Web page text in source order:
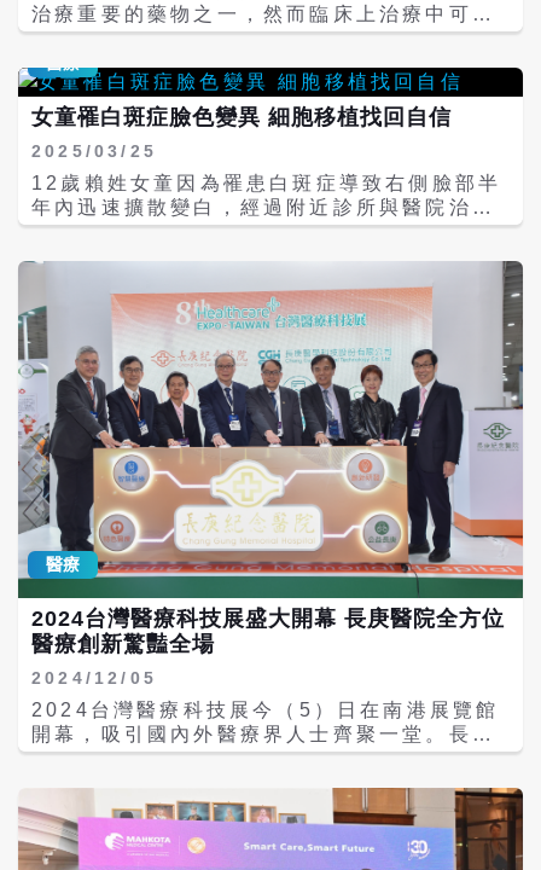
療人員，羅大佑除介紹專輯創作背景，也播放
眠》、《四季戀紅》等曲目，帶領聽眾進入充
滿情感層次的音樂世界。 羅大佑出道近50
年，以《鹿港小鎮》等作品深刻影響華語音樂
發展，他的人文視角與社會關懷，也與長庚長
院表示，五十年來全體同仁秉持創辦人王永慶
先生「以病人為中心」的理念，在醫療、研究
獻上祝福，象徵長庚醫療體系持續前行的力
量，也將陪伴長庚醫院邁向下一個充滿希望、
關懷與榮耀的五十年。
台灣高齡化社會常見疾病，尤其是心房顫動，
可能導致中風與心衰竭。他提醒，若出現心
醫檢查，避免延誤治療。 嘉義長庚心臟衰竭中
心主任潘國利醫師則強調，心臟衰竭需長期控
制，患者應養成每日量測體重與血壓、規律服
藥、限制鹽分及水分攝取，並注意呼吸困難或
下肢水腫等警訊，以利早期就醫。 針對冠心
病，林口長庚心臟內科蕭富致醫師提醒，該病
是造成猝死與中風的主要原因。典型症狀為胸
肥胖及家族史，生活習慣改善是預防關鍵。 此
外，林口長庚心臟內科沃宏達醫師介紹了新型
心律調節器，可改善心跳過慢問題，並有效降
低傳統起搏器引發心衰的風險。他指出，病人
術後恢復快，通常兩天即可出院，但需定期回
診追蹤。 高雄長庚心臟內科吳勃銳醫師則關注
「糖心腎症候群」，指出糖尿病、心臟病與腎
臟病存在高度交互影響，形成惡性循環，提升
中風與死亡風險。他建議從飲食、運動、戒
菸、血壓血糖控制等八大生活要素著手，並善
用新型藥物，才能延緩病程。 長庚醫院提醒民
眾，心臟疾病防治重在早期偵測與自我管理，
唯有結合專業醫療與健康生活型態，才能守護
「心」安。
治療重要的藥物之一，然而臨床上治療中可能
會出現免疫檢查點抑制劑引發的免疫相關不良
出現嚴重反應和併發症阻礙持續用藥治療，影
響藥物治療的有效性。 林口長庚醫院皮膚免疫
科主任鐘文宏醫師研究團隊，利用單細胞RNA
定序結合T 細胞受體研究分析等多體學，找到
免疫檢查點抑制劑引發之皮膚嚴重免疫不良反
應的原因，與巨噬細胞釋放的趨化因子
CXCL10過度表達和免疫毒殺T細胞(CD8+T
(Nature)的子期刊「自然通訊 (Nature
communication)」。 研究團隊林口長庚血液
腫瘤科主任張文震醫師指出，新型的免疫療法
是能激發人體自身免疫系統攻擊癌細胞，並顯
著提升了癌症患者的存活率。其中免疫檢查點
抑制劑，更為對抗癌症提供了一個新的治療利
器。目前在台灣上市的免疫檢查點抑制劑共有
六種：Pembrolizumab、Nivolumab、
Atezolizumab、Avelumab、
Ipilimumab、Durvalumab。 鐘文宏醫師
說，儘管免疫檢查點抑制劑在多種癌症類型中
有效，但有可能會誘導出類似自體免疫的不良
反應，稱為免疫相關不良反應，多發生在皮
膚、腸胃道、肝炎和內分泌系統等，其中皮膚
的副作用發生率最高，大約30~50%。 症狀輕
藥物過敏反應則包含史帝文生強生症候群
(SJS)和毒性表皮溶解症(TEN)，臨床表現則
包括全身性產生紅疹與水泡，到大範圍的皮膚
致死亡，死亡率高達30~40%；有些幸運存活
的患者，也可能會有眼睛視力受損的永久後遺
症。 林口長庚醫院皮膚科藥物過敏中心主任陳
俊賓醫師進一步指出，研究團隊進一步使用抗
醫療
女童罹白斑症臉色變異 細胞移植找回自信
2025/03/25
12歲賴姓女童因為罹患白斑症導致右側臉部半
年內迅速擴散變白，經過附近診所與醫院治療
2-3年，但是效果不彰，而且長時間承受外界
庚合作聯盟醫院（大里仁愛醫院）皮膚科黃昭
瑜主任治療，透過免疫調節穩定病情後，進行
黑色素細胞移植，順利改善膚色，且賴姓女童
無論取皮或植皮部位皆無疤痕形成，終於開心
展露出青春開朗的笑容。 黃昭瑜主任表示，白
斑症是一種免疫失衡性疾病，由於錯亂的免疫
系統攻擊皮膚中的黑色素細胞，導致皮膚失去
色素。白斑症早期診斷與治療至關重要，若不
及時控制，病情可能惡化並大範圍擴散。對於
輕度白斑症病人，常見治療方法包括：nbUVB
311nm窄波紫外線照光、準分子光和雷射黑色
素重建等。 然而，當黑色素細胞受損嚴重，這
些療法的效果有限，必須考慮其他方法。 針對
藥物與光照治療效果不彰的白斑症病人，黃昭
瑜主任指出，當病情穩定至少半年後，可評估
經發展成熟，於門診手術透過局部麻醉後進
行，僅需2-3小時，不需要縫合，而且術後恢
復期縮短至約一週。根據黃昭瑜主任團隊發表
上，病人大多能獲得明顯的膚色改善。由於白
斑症為慢性疾病，所以術後仍需定期回診追
蹤，以確保色素穩定與持久性。 黃昭瑜主任提
醒，並非所有白斑症病人都適合黑色素移植，
醫療
2024台灣醫療科技展盛大開幕 長庚醫院全方位
醫療創新驚豔全場
2024/12/05
2024台灣醫療科技展今（5）日在南港展覽館
開幕，吸引國內外醫療界人士齊聚一堂。長庚
醫院以「特色醫療」、「智慧醫療」、「創新
區位於一樓I區130，總計展出48項亮點成果，
涵蓋旗下林口、基隆、桃園、雲林、嘉義、高
雄、土城、鳳山及台中仁愛等院區，聯手長庚